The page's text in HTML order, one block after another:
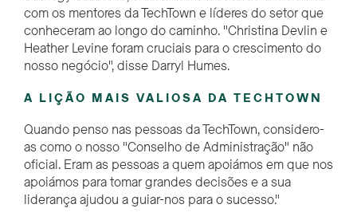
com os mentores da TechTown e líderes do setor que
conheceram ao longo do caminho. "Christina Devlin e
Heather Levine foram cruciais para o crescimento do
nosso negócio", disse Darryl Humes.
A LIÇÃO MAIS VALIOSA DA TECHTOWN
Quando penso nas pessoas da TechTown, considero-
as como o nosso "Conselho de Administração" não
oficial. Eram as pessoas a quemapoiámosem que nos
apoiámos para tomar grandes decisões e a sua
liderança ajudou a guiar-nos para o sucesso."